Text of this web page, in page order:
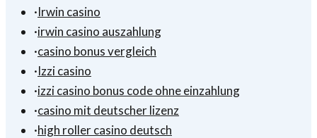
·Irwin casino
·irwin casino auszahlung
·casino bonus vergleich
·Izzi casino
·izzi casino bonus code ohne einzahlung
·casino mit deutscher lizenz
·high roller casino deutsch